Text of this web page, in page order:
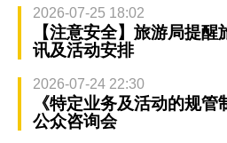
2026-07-25 18:02
【注意安全】旅游局提
讯及活动安排
2026-07-24 22:30
《特定业务及活动的规
公众咨询会